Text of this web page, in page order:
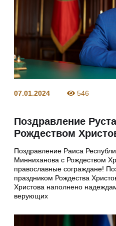
07.01.2024 546
Поздравление
Рождеством
Поздравление Раиса
Минниханова с Рождеством
православные сограждане!
праздником Рождества
Христова наполнено
верующих